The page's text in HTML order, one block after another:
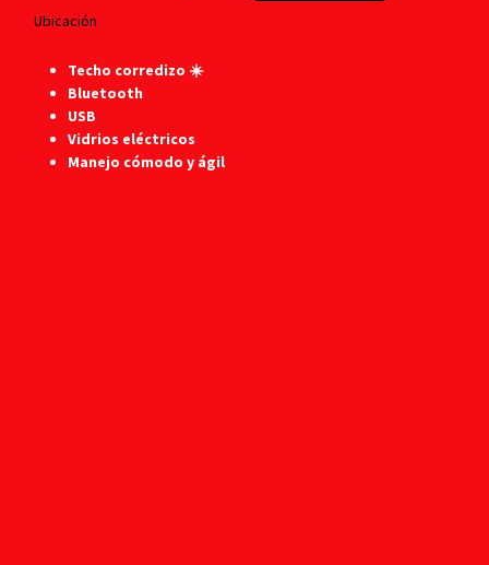
Ubicación
Techo corredizo ☀️
Bluetooth
USB
Vidrios eléctricos
Manejo cómodo y ágil